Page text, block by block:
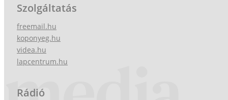
Szolgáltatás
freemail.hu
koponyeg.hu
videa.hu
lapcentrum.hu
Rádió